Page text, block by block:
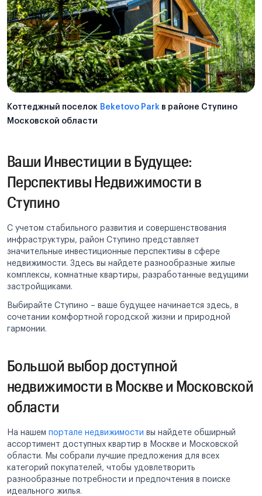
Коттеджный поселок Beketovo Park в районе Ступино
Московской области
Ваши Инвестиции в Будущее:
Перспективы Недвижимости в
Ступино
С учетом стабильного развития и совершенствования
инфраструктуры, район Ступино представляет
значительные инвестиционные перспективы в сфере
недвижимости. Здесь вы найдете разнообразные жилые
комплексы, комнатные квартиры, разработанные ведущими
застройщиками.
Выбирайте Ступино – ваше будущее начинается здесь, в
сочетании комфортной городской жизни и природной
гармонии.
Большой выбор доступной
недвижимости в Москве и Московской
области
На нашем портале недвижимости вы найдете обширный
ассортимент доступных квартир в Москве и Московской
области. Мы собрали лучшие предложения для всех
категорий покупателей, чтобы удовлетворить
разнообразные потребности и предпочтения в поиске
идеального жилья.